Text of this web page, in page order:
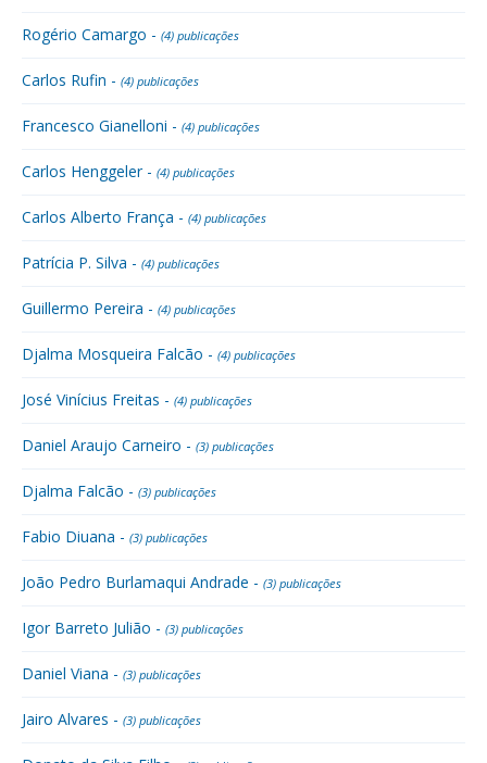
Rogério Camargo - (4) publicações
Carlos Rufin - (4) publicações
Francesco Gianelloni - (4) publicações
Carlos Henggeler - (4) publicações
Carlos Alberto França - (4) publicações
Patrícia P. Silva - (4) publicações
Guillermo Pereira - (4) publicações
Djalma Mosqueira Falcão - (4) publicações
José Vinícius Freitas - (4) publicações
Daniel Araujo Carneiro - (3) publicações
Djalma Falcão - (3) publicações
Fabio Diuana - (3) publicações
João Pedro Burlamaqui Andrade - (3) publicações
Igor Barreto Julião - (3) publicações
Daniel Viana - (3) publicações
Jairo Alvares - (3) publicações